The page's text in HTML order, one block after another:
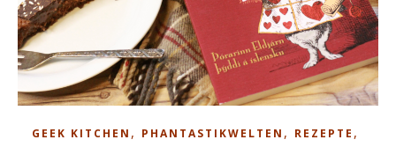
GEEK KITCHEN , PHANTASTIKWELTEN , REZEPTE ,